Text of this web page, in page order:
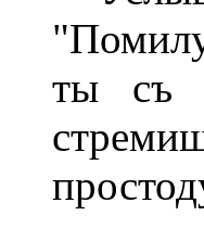
ты съ